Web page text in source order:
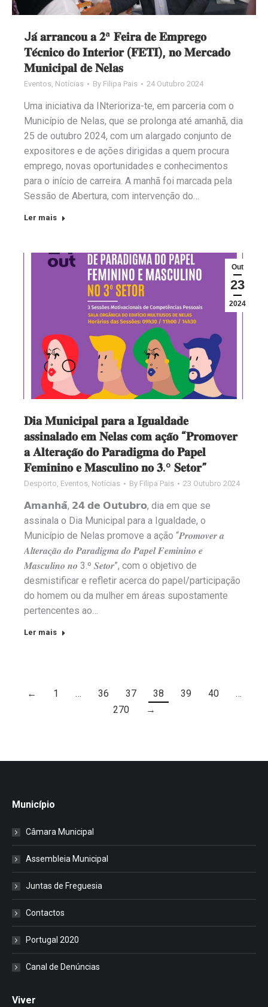
J𝐚́ 𝐚𝐫𝐫𝐚𝐧𝐜𝐨𝐮 𝐚 𝟐ª 𝐅𝐞𝐢𝐫𝐚 𝐝𝐞 𝐄𝐦𝐩𝐫𝐞𝐠𝐨
𝐓𝐞́𝐜𝐧𝐢𝐜𝐨 𝐝𝐨 𝐈𝐧𝐭𝐞𝐫𝐢𝐨𝐫 (𝐅𝐄𝐓𝐈), 𝐧𝐨 𝐌𝐞𝐫𝐜𝐚𝐝𝐨
𝐌𝐮𝐧𝐢𝐜𝐢𝐩𝐚𝐥 𝐝𝐞 𝐍𝐞𝐥𝐚𝐬
Eventos Notícias By Filipa Pais 24 Outubro 2024
Uma iniciativa da INterioriza-te, em parceria com o
Município de Nelas, que se prolonga até amanhã, dia
25 de outubro 2024, com um alargado conjunto de
expositores e de ações dirigidas a quem procura
emprego, novas oportunidades e conhecimentos
para o início de carreira. A manhã foi marcada pela
Sessão de Abertura, com intervenção do…
Ler mais
Out
23
2024
𝐃𝐢𝐚 𝐌𝐮𝐧𝐢𝐜𝐢𝐩𝐚𝐥 𝐩𝐚𝐫𝐚 𝐚 𝐈𝐠𝐮𝐚𝐥𝐝𝐚𝐝𝐞
𝐚𝐬𝐬𝐢𝐧𝐚𝐥𝐚𝐝𝐨 𝐞𝐦 𝐍𝐞𝐥𝐚𝐬 𝐜𝐨𝐦 𝐚𝐜̧𝐚̃𝐨 “𝐏𝐫𝐨𝐦𝐨𝐯𝐞𝐫
𝐚 𝐀𝐥𝐭𝐞𝐫𝐚𝐜̧𝐚̃𝐨 𝐝𝐨 𝐏𝐚𝐫𝐚𝐝𝐢𝐠𝐦𝐚 𝐝𝐨 𝐏𝐚𝐩𝐞𝐥
𝐅𝐞𝐦𝐢𝐧𝐢𝐧𝐨 𝐞 𝐌𝐚𝐬𝐜𝐮𝐥𝐢𝐧𝐨 𝐧𝐨 𝟑.º 𝐒𝐞𝐭𝐨𝐫”
Desporto, Eventos, Notícias By Filipa Pais 23 Outubro 2024
𝗔𝗺𝗮𝗻𝗵𝗮̃, 𝟮𝟰 𝗱𝗲 𝗢𝘂𝘁𝘂𝗯𝗿𝗼, dia em que se
assinala o Dia Municipal para a Igualdade, o
Município de Nelas promove a ação “𝑷𝒓𝒐𝒎𝒐𝒗𝒆𝒓 𝒂
𝑨𝒍𝒕𝒆𝒓𝒂𝒄̧𝒂̃𝒐 𝒅𝒐 𝑷𝒂𝒓𝒂𝒅𝒊𝒈𝒎𝒂 𝒅𝒐 𝑷𝒂𝒑𝒆𝒍 𝑭𝒆𝒎𝒊𝒏𝒊𝒏𝒐 𝒆
𝑴𝒂𝒔𝒄𝒖𝒍𝒊𝒏𝒐 𝒏𝒐 3.º 𝑺𝒆𝒕𝒐𝒓”, com o objetivo de
desmistificar e refletir acerca do papel/participação
do homem ou da mulher em áreas supostamente
pertencentes ao…
Ler mais
← 1 … 36 37 38 39 40
…
270
→
Município
Câmara Municipal
Assembleia Municipal
Juntas de Freguesia
Contactos
Portugal 2020
Canal de Denúncias
Viver